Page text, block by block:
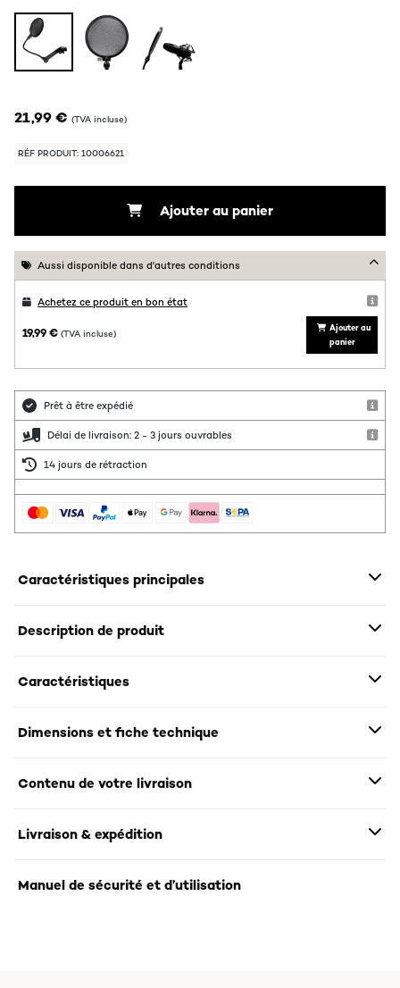
21,99 € (TVA incluse)
RÉF PRODUIT: 10006621
Ajouter au panier
Aussi disponible dans d'autres conditions
Achetez ce produit en bon état
19,99 € (TVA incluse)
Ajouter au
panier
Prêt à être expédié
Délai de livraison: 2 - 3 jours ouvrables
14 jours de rétraction
Caractéristiques principales
Description de produit
Caractéristiques
Dimensions et fiche technique
Contenu de votre livraison
Livraison & expédition
Manuel de sécurité et d’utilisation